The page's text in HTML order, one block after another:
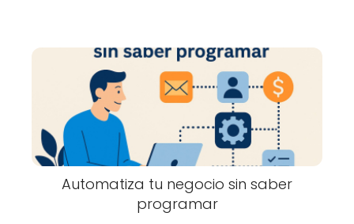
Automatiza tu negocio sin saber
programar